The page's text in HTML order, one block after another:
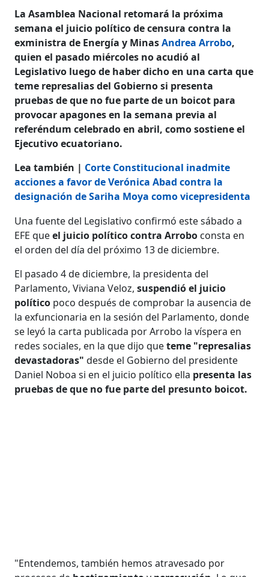
La Asamblea Nacional retomará la próxima
semana el juicio político de censura contra la
exministra de Energía y MinasAndrea Arrobo,
quien el pasado miércoles no acudió al
Legislativo luego de haber dicho en una carta que
teme represalias del Gobierno si presenta
pruebas de que no fue parte de un boicot para
provocar apagones en la semana previa al
referéndum celebrado en abril, como sostiene el
Ejecutivo ecuatoriano.
Lea también | Corte Constitucional inadmite
acciones a favor de Verónica Abad contra la
designación de Sariha Moya como vicepresidenta
Una fuente del Legislativo confirmó este sábado a
EFE queel juicio político contra Arrobo consta en
el orden del día del próximo 13 de diciembre.
El pasado 4 de diciembre, la presidenta del
Parlamento, Viviana Veloz,suspendió el juicio
político poco después de comprobar la ausencia de
la exfuncionaria en la sesión del Parlamento, donde
se leyó la carta publicada por Arrobo la víspera en
redes sociales, en la que dijo queteme "represalias
devastadoras"desde el Gobierno del presidente
Daniel Noboa si en el juicio político ella presenta las
pruebas de que no fue parte del presunto boicot.
"Entendemos, también hemos atravesado por